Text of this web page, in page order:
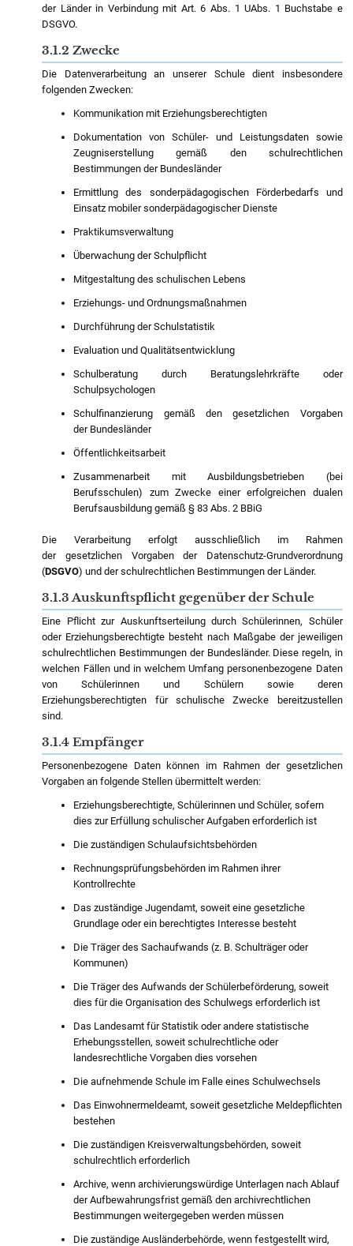
der Länder in Verbindung mit Art. 6 Abs. 1 UAbs. 1 Buchstabe e
DSGVO.
3.1.2 Zwecke
Die Datenverarbeitung an unserer Schule dient insbesondere
folgenden Zwecken:
Kommunikation mit Erziehungsberechtigten
Dokumentation von Schüler- und Leistungsdaten sowie
Zeugniserstellung gemäß den schulrechtlichen
Bestimmungen der Bundesländer
Ermittlung des sonderpädagogischen Förderbedarfs und
Einsatz mobiler sonderpädagogischer Dienste
Praktikumsverwaltung
Überwachung der Schulpflicht
Mitgestaltung des schulischen Lebens
Erziehungs- und Ordnungsmaßnahmen
Durchführung der Schulstatistik
Evaluation und Qualitätsentwicklung
Schulberatung durch Beratungslehrkräfte oder
Schulpsychologen
Schulfinanzierung gemäß den gesetzlichen Vorgaben
der Bundesländer
Öffentlichkeitsarbeit
Zusammenarbeit mit Ausbildungsbetrieben (bei
Berufsschulen) zum Zwecke einer erfolgreichen dualen
Berufsausbildung gemäß § 83 Abs. 2 BBiG
Die Verarbeitung erfolgt ausschließlich im Rahmen
der gesetzlichen Vorgaben der Datenschutz-Grundverordnung
(DSGVO) und der schulrechtlichen Bestimmungen der Länder.
3.1.3 Auskunftspflicht gegenüber der Schule
Eine Pflicht zur Auskunftserteilung durch Schülerinnen, Schüler
oder Erziehungsberechtigte besteht nach Maßgabe der jeweiligen
schulrechtlichen Bestimmungen der Bundesländer. Diese regeln, in
welchen Fällen und in welchem Umfang personenbezogene Daten
von Schülerinnen und Schülern sowie deren
Erziehungsberechtigten für schulische Zwecke bereitzustellen
sind.
3.1.4 Empfänger
Personenbezogene Daten können im Rahmen der gesetzlichen
Vorgaben an folgende Stellen übermittelt werden:
Erziehungsberechtigte, Schülerinnen und Schüler, sofern
dies zur Erfüllung schulischer Aufgaben erforderlich ist
Die zuständigen Schulaufsichtsbehörden
Rechnungsprüfungsbehörden im Rahmen ihrer
Kontrollrechte
Das zuständige Jugendamt, soweit eine gesetzliche
Grundlage oder ein berechtigtes Interesse besteht
Die Träger des Sachaufwands (z. B. Schulträger oder
Kommunen)
Die Träger des Aufwands der Schülerbeförderung, soweit
dies für die Organisation des Schulwegs erforderlich ist
Das Landesamt für Statistik oder andere statistische
Erhebungsstellen, soweit schulrechtliche oder
landesrechtliche Vorgaben dies vorsehen
Die aufnehmende Schule im Falle eines Schulwechsels
Das Einwohnermeldeamt, soweit gesetzliche Meldepflichten
bestehen
Die zuständigen Kreisverwaltungsbehörden, soweit
schulrechtlich erforderlich
Archive, wenn archivierungswürdige Unterlagen nach Ablauf
der Aufbewahrungsfrist gemäß den archivrechtlichen
Bestimmungen weitergegeben werden müssen
Die zuständige Ausländerbehörde, wenn festgestellt wird,